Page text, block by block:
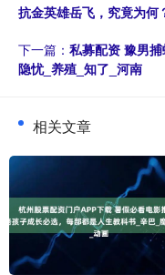
抗金英雄岳飞，究竟为何
下一篇： 私募配资 豫男
隐忧_养殖_知了_河南
相关文章